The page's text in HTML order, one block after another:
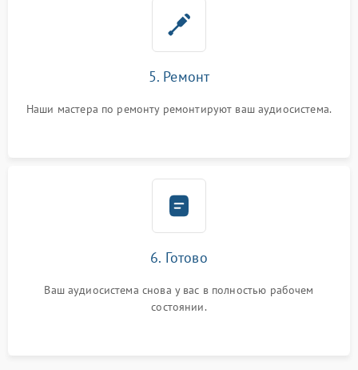
5. Ремонт
Наши мастера по ремонту ремонтируют ваш аудиосистема.
6. Готово
Ваш аудиосистема снова у вас в полностью рабочем
состоянии.